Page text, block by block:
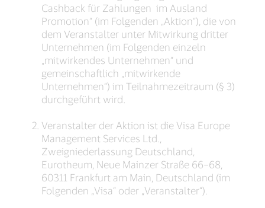
Cashback für Zahlungen im Ausland
Promotion“ (im Folgenden „Aktion“), die von
dem Veranstalter unter Mitwirkung dritter
Unternehmen (im Folgenden einzeln
„mitwirkendes Unternehmen“ und
gemeinschaftlich „mitwirkende
Unternehmen“) im Teilnahmezeitraum (§ 3)
durchgeführt wird.
Veranstalter der Aktion ist die Visa Europe
Management Services Ltd.,
Zweigniederlassung Deutschland,
Eurotheum, Neue Mainzer Straße 66–68,
60311 Frankfurt am Main, Deutschland (im
Folgenden „Visa“ oder „Veranstalter“).